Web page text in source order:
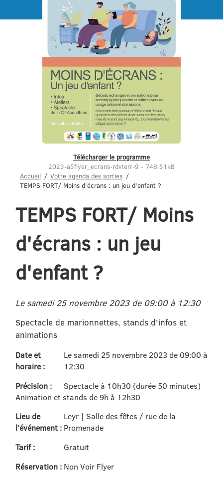
Menu
Télécharger le programme
2023-a5flyer_ecrans-rdvterr-9 - 748.51kB
Accueil
Votre agenda des sorties
TEMPS FORT/ Moins d'écrans : un jeu d'enfant ?
TEMPS FORT/ Moins
d'écrans : un jeu
d'enfant ?
Le samedi 25 novembre 2023 de 09:00 à 12:30
Spectacle de marionnettes, stands d'infos et
animations
Date et
horaire :
Le samedi 25 novembre 2023 de 09:00 à
12:30
Précision :
Spectacle à 10h30 (durée 50 minutes)
Animation et stands de 9h à 12h30
Lieu de
l'événement :
Leyr | Salle des fêtes / rue de la
Promenade
Tarif :
Gratuit
Réservation : Non Voir Flyer